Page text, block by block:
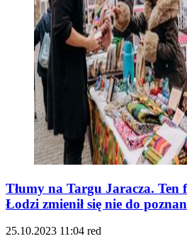
Tłumy na Targu Jaracza. Ten
Łodzi zmienił się nie do
25.10.2023 11:04 red